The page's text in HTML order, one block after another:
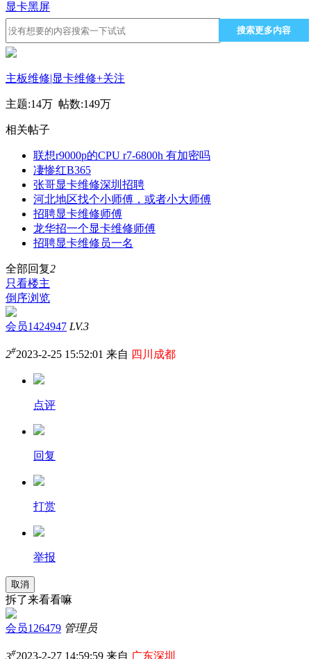
显卡黑屏
搜索更多内容
主板维修|显卡维修+关注
主题:14万 帖数:149万
相关帖子
联想r9000p的CPU r7-6800h 有加密吗
凄惨红B365
张哥显卡维修深圳招聘
河北地区找个小师傅，或者小大师傅
招聘显卡维修师傅
龙华招一个显卡维修师傅
招聘显卡维修员一名
全部回复2
只看楼主
倒序浏览
会员1424947 LV.3
2#2023-2-25 15:52:01 来自 四川成都
点评
回复
打赏
举报
取消
拆了来看看嘛
会员126479 管理员
3#2023-2-27 14:59:59 来自 广东深圳